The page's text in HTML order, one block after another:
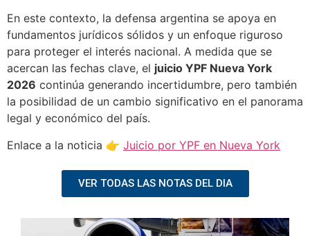
En este contexto, la defensa argentina se apoya en
fundamentos jurídicos sólidos y un enfoque riguroso
para proteger el interés nacional. A medida que se
acercan las fechas clave, el juicio YPF Nueva York
2026 continúa generando incertidumbre, pero también
la posibilidad de un cambio significativo en el panorama
legal y económico del país.
Enlace a la noticia 👉 Juicio por YPF en Nueva York
VER TODAS LAS NOTAS DEL DIA